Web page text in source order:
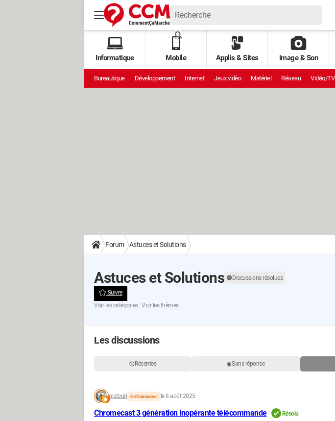
Informatique Mobile Applis & Sites Image & Son
Bureautique Développement Internet Jeux vidéo Matériel Réseau Vidéo/TV
Forum Astuces et Solutions
Astuces et Solutions Discussions résolues
Suivre
Voir les catégories Voir les thèmes
Les discussions
Récentes Sans réponse
pistouri Ambassadeur le 8 août 2025
Chromecast 3 génération inopérante télécommande
Résolu